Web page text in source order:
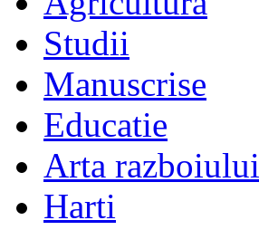
Studii
Manuscrise
Educatie
Arta razboiului
Harti